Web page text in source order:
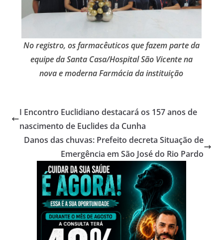
No registro, os farmacêuticos que fazem parte da
equipe da Santa Casa/Hospital São Vicente na
nova e moderna Farmácia da instituição
I Encontro Euclidiano destacará os 157 anos de
nascimento de Euclides da Cunha
Danos das chuvas: Prefeito decreta Situação de
Emergência em São José do Rio Pardo